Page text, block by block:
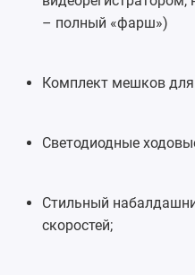
– полный «фарш»)
Комплект мешков
Светодиодные
Стильный
скоростей;